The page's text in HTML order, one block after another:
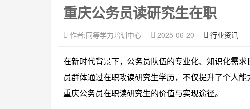
重庆公务员读研究生在职
作者:同等学力培训中心 2025-06-20 行业资讯
在新时代背景下，公务员队伍的专业化、知识化需
员群体通过在职攻读研究生学历，不仅提升了个人
重庆公务员在职读研究生的价值与实现途径。